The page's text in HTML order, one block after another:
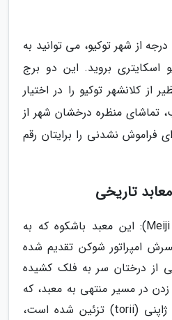
برای داشتن یک نمای 360 درجه از شهر توکیو، می توانید به
اسکایتری بروید. این دو برج
از کلانشهر توکیو را در اختیار
تماشای منظره درخشان شهر از
فراموش نشدنی را برایتان رقم
تاریخی
معبد میجی (Meiji Jingu): این معبد باشکوه که به
امپراتور شوکن تقدیم شده
از درختان سر به فلک کشیده
در مسیر منتهی به معبد، که
با دروازه های سنتی ژاپنی (torii) تزئین شده است،